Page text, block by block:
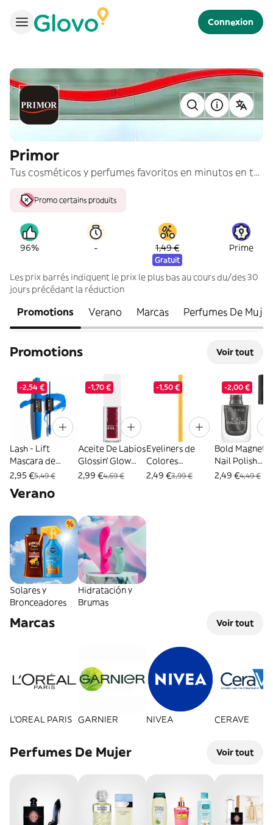
Connexion
Primor
Tus cosméticos y perfumes favoritos en minutos en tu casa.
Promo certains produits
96% - 1,49 €
Gratuit
Prime
Les prix barrés indiquent le prix le plus bas au cours du/des 30
jours précédant la réduction
Promotions Verano Marcas Perfumes De Mujer
Promotions Voir tout
-2,54 €
Lash - Lift
Mascara de
Pestañas - Met -
2,95 €5,49 €
-1,70 €
Aceite De Labios
Glossin' Glow
Tinted Catrice
2,99 €4,69 €
-1,50 €
Eyeliners de
Colores
Calligraph Artist
2,49 €3,99 €
-2,00 €
Bold Magnetic
Nail Polish
Esmalte de
2,49 €4,49 €
Verano
Solares y
Bronceadores
Hidratación y
Brumas
Marcas Voir tout
L'OREAL PARIS GARNIER NIVEA CERAVE
Perfumes De Mujer Voir tout